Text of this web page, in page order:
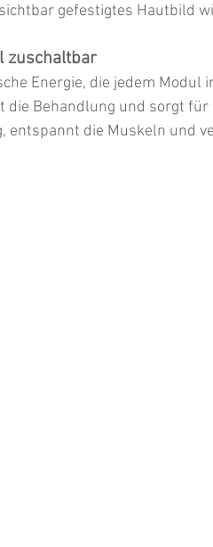
gefestigtes Hautbild
zuschaltbar
Energie, die jedem Modul
Behandlung und sorgt
entspannt die Muskeln und